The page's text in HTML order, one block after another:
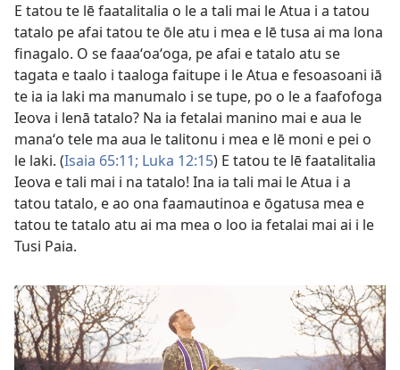
E tatou te lē faatalitalia o le a tali mai le Atua i a tatou
tatalo pe afai tatou te ōle atu i mea e lē tusa ai ma lona
finagalo. O se faaaʻoaʻoga, pe afai e tatalo atu se
tagata e taalo i taaloga faitupe i le Atua e fesoasoani iā
te ia ia laki ma manumalo i se tupe, po o le a faafofoga
Ieova i lenā tatalo? Na ia fetalai manino mai e aua le
manaʻo tele ma aua le talitonu i mea e lē moni e pei o
le laki. (Isaia 65:11; Luka 12:15) E tatou te lē faatalitalia
Ieova e tali mai i na tatalo! Ina ia tali mai le Atua i a
tatou tatalo, e ao ona faamautinoa e ōgatusa mea e
tatou te tatalo atu ai ma mea o loo ia fetalai mai ai i le
Tusi Paia.